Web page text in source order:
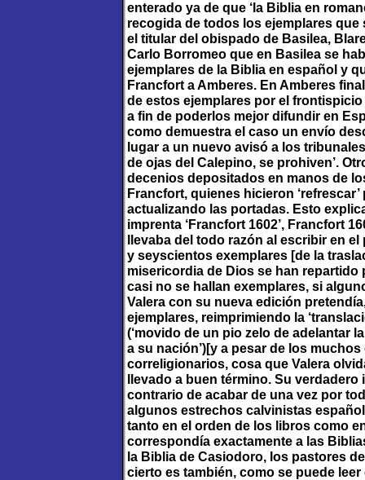
enterado ya de que ‘la Biblia en
recogida de todos los ejemplares que
el titular del obispado de Basilea,
Carlo Borromeo que en Basilea se
ejemplares de la Biblia en español y
Francfort a Amberes. En Amberes
de estos ejemplares por el
a fin de poderlos mejor difundir en
como demuestra el caso un envío
lugar a un nuevo avisó a los
de ojas del Calepino, se prohiven’.
decenios depositados en manos de
Francfort, quienes hicieron
actualizando las portadas. Esto
imprenta ‘Francfort 1602’, Francfort
llevaba del todo razón al escribir en el
y seyscientos exemplares [de la
misericordia de Dios se han
casi no se hallan exemplares, si
Valera con su nueva edición
ejemplares, reimprimiendo la
(‘movido de un pio zelo de adelantar
a su nación’)[y a pesar de los
correligionarios, cosa que Valera
llevado a buen término. Su
contrario de acabar de una vez por
algunos estrechos calvinistas
tanto en el orden de los libros como
correspondía exactamente a las
la Biblia de Casiodoro, los pastores
cierto es también, como se puede